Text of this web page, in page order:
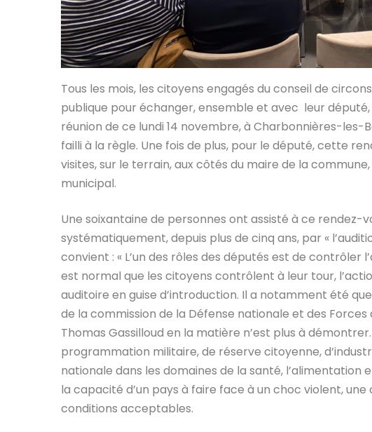
Tous les mois, les citoyens engagés du conseil de
publique pour échanger, ensemble et avec leur député,
réunion de ce lundi 14 novembre, à Charbonnières-les-
failli à la règle. Une fois de plus, pour le député, cette
visites, sur le terrain, aux côtés du maire de la
municipal.
Une soixantaine de personnes ont assisté à ce
systématiquement, depuis plus de cinq ans, par «
convient : « L’un des rôles des députés est de
est normal que les citoyens contrôlent à leur tour,
auditoire en guise d’introduction. Il a notamment été
de la commission de la Défense nationale et des Forces
Thomas Gassilloud en la matière n’est plus à
programmation militaire, de réserve citoyenne,
nationale dans les domaines de la santé, l’alimentation
la capacité d’un pays à faire face à un choc violent,
conditions acceptables.